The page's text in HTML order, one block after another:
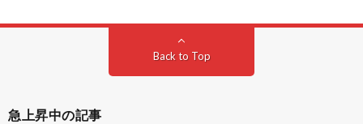
Back to Top
急上昇中の記事